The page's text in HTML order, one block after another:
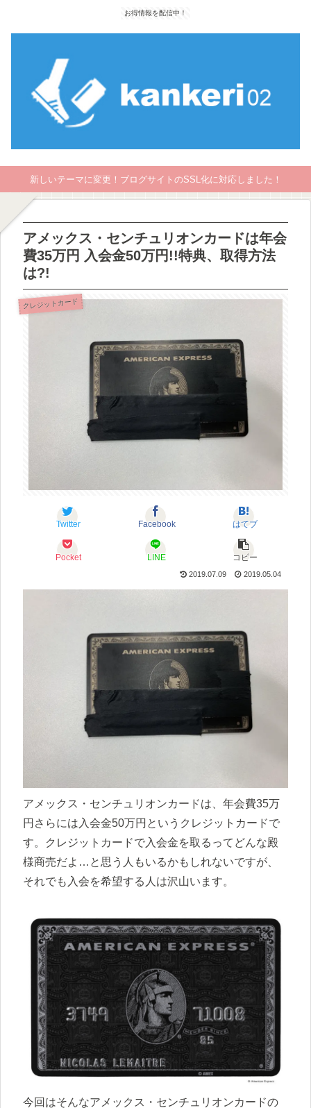
お得情報を配信中！
新しいテーマに変更！ブログサイトのSSL化に対応しました！
アメックス・センチュリオンカードは年会
費35万円 入会金50万円!!特典、取得方法
は?!
クレジットカード
Twitter Facebook はてブ
Pocket LINE コピー
2019.07.09 2019.05.04
アメックス・センチュリオンカードは、年会費35万
円さらには入会金50万円というクレジットカードで
す。クレジットカードで入会金を取るってどんな殿
様商売だよ…と思う人もいるかもしれないですが、
それでも入会を希望する人は沢山います。
今回はそんなアメックス・センチュリオンカードの